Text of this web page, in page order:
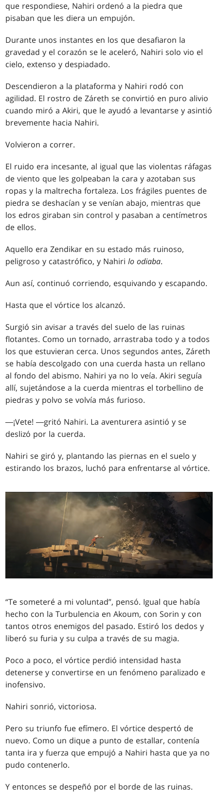
que respondiese, Nahiri ordenó a la piedra que
pisaban que les diera un empujón.
Durante unos instantes en los que desafiaron la
gravedad y el corazón se le aceleró, Nahiri solo vio el
cielo, extenso y despiadado.
Descendieron a la plataforma y Nahiri rodó con
agilidad. El rostro de Záreth se convirtió en puro alivio
cuando miró a Akiri, que le ayudó a levantarse y asintió
brevemente hacia Nahiri.
Volvieron a correr.
El ruido era incesante, al igual que las violentas ráfagas
de viento que les golpeaban la cara y azotaban sus
ropas y la maltrecha fortaleza. Los frágiles puentes de
piedra se deshacían y se venían abajo, mientras que
los edros giraban sin control y pasaban a centímetros
de ellos.
Aquello era Zendikar en su estado más ruinoso,
peligroso y catastrófico, y Nahirilo odiaba.
Aun así, continuó corriendo, esquivando y escapando.
Hasta que el vórtice los alcanzó.
Surgió sin avisar a través del suelo de las ruinas
flotantes. Como un tornado, arrastraba todo y a todos
los que estuvieran cerca. Unos segundos antes, Záreth
se había descolgado con una cuerda hasta un rellano
al fondo del abismo. Nahiri ya no lo veía. Akiri seguía
allí, sujetándose a la cuerda mientras el torbellino de
piedras y polvo se volvía más furioso.
―¡Vete! ―gritó Nahiri. La aventurera asintió y se
deslizó por la cuerda.
Nahiri se giró y, plantando las piernas en el suelo y
estirando los brazos, luchó para enfrentarse al vórtice.
“Te someteré a mi voluntad”, pensó. Igual que había
hecho con la Turbulencia en Akoum, con Sorin y con
tantos otros enemigos del pasado. Estiró los dedos y
liberó su furia y su culpa a través de su magia.
Poco a poco, el vórtice perdió intensidad hasta
detenerse y convertirse en un fenómeno paralizado e
inofensivo.
Nahiri sonrió, victoriosa.
Pero su triunfo fue efímero. El vórtice despertó de
nuevo. Como un dique a punto de estallar, contenía
tanta ira y fuerza que empujó a Nahiri hasta que ya no
pudo contenerlo.
Y entonces se despeñó por el borde de las ruinas.